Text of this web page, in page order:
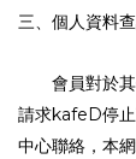
三、個人資料
會員對於其
請求kafeD停
中心聯絡，本